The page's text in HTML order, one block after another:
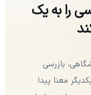
را به یک
بازرسی
معنا پیدا